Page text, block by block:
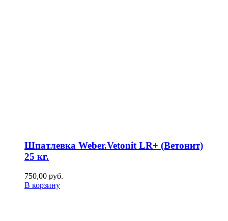
Шпатлевка Weber.Vetonit LR+ (Ветонит)
25 кг.
750,00 руб.
В корзину